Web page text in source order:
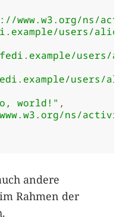
www.w3.org/ns/
users/
users/
users/
world!" ,
ns/
andere
im Rahmen der